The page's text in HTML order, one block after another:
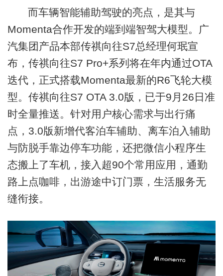
而车辆智能辅助驾驶的亮点，是其与
Momenta合作开发的端到端智驾大模型。广
汽集团产品本部传祺向往S7总经理何珉宣
布，传祺向往S7 Pro+系列将在年内通过OTA
迭代，正式搭载Momenta最新的R6飞轮大模
型。传祺向往S7 OTA 3.0版，已于9月26日准
时全量推送。针对用户核心需求与出行痛
点，3.0版新增代客泊车辅助、离车泊入辅助
与防脱手靠边停车功能，还把微信小程序生
态搬上了车机，接入超90个常用应用，通勤
路上点咖啡，出游途中订门票，生活服务无
缝衔接。